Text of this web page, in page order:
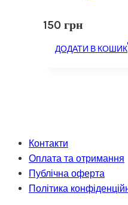
150 грн
ДОДАТИ В КОШИК
Контакти
Оплата та отримання
Публічна оферта
Політика